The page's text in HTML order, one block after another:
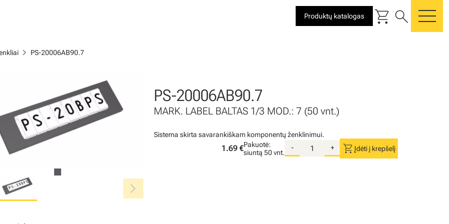
Produktų katalogas shopping_cart search
chevron_right PS-20006AB90.7
chevron_right
PS-20006AB90.7
MARK. LABEL BALTAS 1/3 MOD.: 7 (50 vnt.)
Sistema skirta savarankiškam komponentų ženklinimui.
1.69 €Pakuotė:
siuntą 50 vnt.
- + shopping_cart Įdėti į krepšelį